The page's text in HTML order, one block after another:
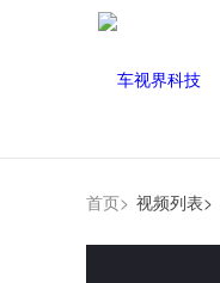
首页> 视频列表>